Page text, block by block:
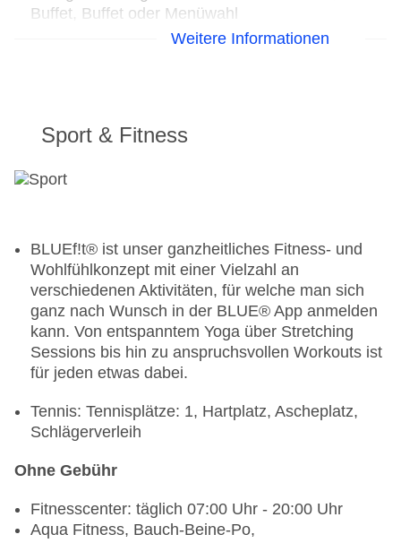
Buffet, Buffet oder Menüwahl
Abendessen: täglich 18:30 Uhr - 21:30 Uhr,
Mitternachtssnack: täglich 00:00 Uhr - 01:00 Uhr,
Kuchen/Gebäck: täglich 15:00 Uhr - 17:00 Uhr,
All Inclusive inklusive
Getränke: ausgewählte internationale
alkoholische Getränke: täglich 08:00 Uhr - 00:00
Uhr, gegen Gebühr
Galadinner: wöchentlich, Anfrage & Reservierung
nicht notwendig, ohne Gebühr, bei All Inclusive
inklusive, Buffet
Weinprobe: ohne Gebühr
Restaurants: 2
Hauptrestaurant „The Restaurant“: Küche:
griechisch, international, mediterran, regional,
ohne Gebühr, Anfrage & Reservierung nicht
notwendig, glutenfreie Gerichte: ohne Gebühr,
Weitere Informationen
Sport & Fitness
BLUEf!t® ist unser ganzheitliches Fitness- und
Wohlfühlkonzept mit einer Vielzahl an
verschiedenen Aktivitäten, für welche man sich
ganz nach Wunsch in der BLUE® App anmelden
kann. Von entspanntem Yoga über Stretching
Sessions bis hin zu anspruchsvollen Workouts ist
für jeden etwas dabei.
Tennis: Tennisplätze: 1, Hartplatz, Ascheplatz,
Schlägerverleih
Ohne Gebühr
Fitnesscenter: täglich 07:00 Uhr - 20:00 Uhr
Aqua Fitness, Bauch-Beine-Po,